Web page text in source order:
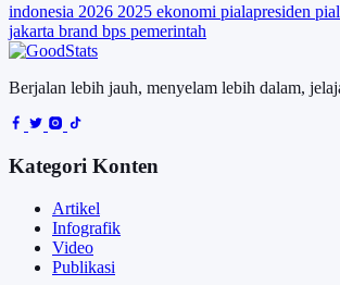
indonesia 2026 2025 ekonomi pialapresiden
jakarta brand bps pemerintah
Berjalan lebih jauh, menyelam lebih dalam,
Kategori Konten
Artikel
Infografik
Video
Publikasi